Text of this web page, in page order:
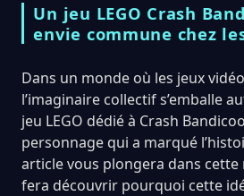
Un jeu LEGO Crash
envie commune chez
Dans un monde où les jeux
l’imaginaire collectif s’emballe
jeu LEGO dédié à Crash
personnage qui a marqué
article vous plongera dans cette
fera découvrir pourquoi cette